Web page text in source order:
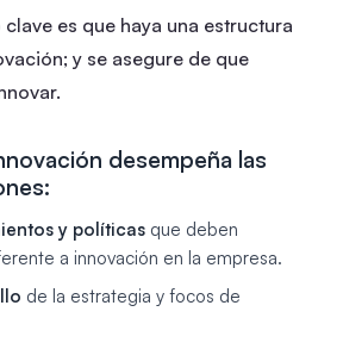
es que haya una estructura
y se asegure de que
desempeña las
y políticas que deben
a innovación en la empresa.
de la estrategia y focos de